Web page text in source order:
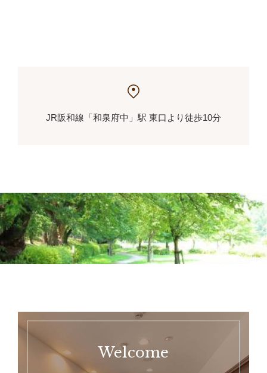
JR阪和線「和泉府中」駅 東口より徒歩10分
Welcome